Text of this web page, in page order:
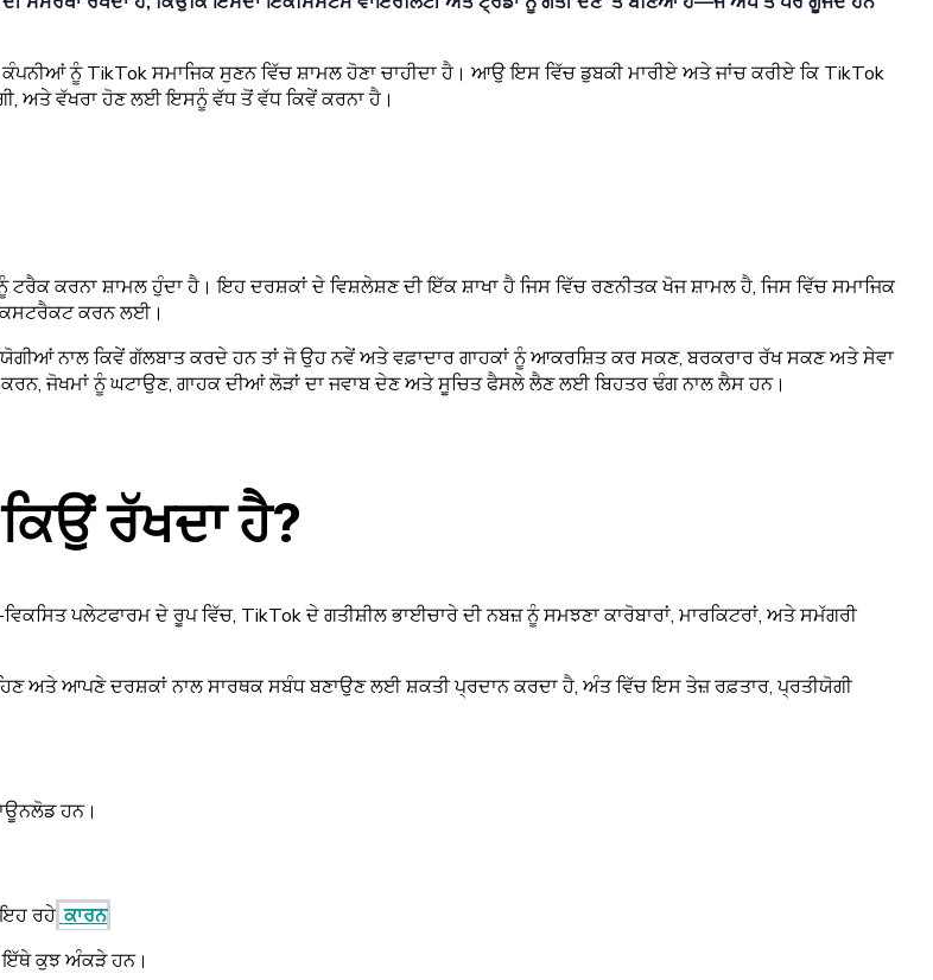
ਨੂੰ TikTok ਸਮਾਜਿਕ ਸੁਣਨ ਵਿੱਚ ਸ਼ਾਮਲ ਹੋਣਾ ਚਾਹੀਦਾ ਹੈ। ਆਉ ਇਸ ਵਿੱਚ ਡੁਬਕੀ ਮਾਰੀਏ ਅਤੇ ਜਾਂਚ ਕਰੀਏ ਕਿ TikTok
ਅਤੇ ਵੱਖਰਾ ਹੋਣ ਲਈ ਇਸਨੂੰ ਵੱਧ ਤੋਂ ਵੱਧ ਕਿਵੇਂ ਕਰਨਾ ਹੈ।
ਕਰਨਾ ਸ਼ਾਮਲ ਹੁੰਦਾ ਹੈ। ਇਹ ਦਰਸ਼ਕਾਂ ਦੇ ਵਿਸ਼ਲੇਸ਼ਣ ਦੀ ਇੱਕ ਸ਼ਾਖਾ ਹੈ ਜਿਸ ਵਿੱਚ ਰਣਨੀਤਕ ਖੋਜ ਸ਼ਾਮਲ ਹੈ, ਜਿਸ ਵਿੱਚ ਸਮਾਜਿਕ
ਕਰਨ ਲਈ।
ਨਾਲ ਕਿਵੇਂ ਗੱਲਬਾਤ ਕਰਦੇ ਹਨ ਤਾਂ ਜੋ ਉਹ ਨਵੇਂ ਅਤੇ ਵਫ਼ਾਦਾਰ ਗਾਹਕਾਂ ਨੂੰ ਆਕਰਸ਼ਿਤ ਕਰ ਸਕਣ, ਬਰਕਰਾਰ ਰੱਖ ਸਕਣ ਅਤੇ ਸੇਵਾ
ਜੋਖਮਾਂ ਨੂੰ ਘਟਾਉਣ, ਗਾਹਕ ਦੀਆਂ ਲੋੜਾਂ ਦਾ ਜਵਾਬ ਦੇਣ ਅਤੇ ਸੂਚਿਤ ਫੈਸਲੇ ਲੈਣ ਲਈ ਬਿਹਤਰ ਢੰਗ ਨਾਲ ਲੈਸ ਹਨ।
ਰੱਖਦਾ ਹੈ?
ਪਲੇਟਫਾਰਮ ਦੇ ਰੂਪ ਵਿੱਚ, TikTok ਦੇ ਗਤੀਸ਼ੀਲ ਭਾਈਚਾਰੇ ਦੀ ਨਬਜ਼ ਨੂੰ ਸਮਝਣਾ ਕਾਰੋਬਾਰਾਂ, ਮਾਰਕਿਟਰਾਂ, ਅਤੇ ਸਮੱਗਰੀ
ਅਤੇ ਆਪਣੇ ਦਰਸ਼ਕਾਂ ਨਾਲ ਸਾਰਥਕ ਸਬੰਧ ਬਣਾਉਣ ਲਈ ਸ਼ਕਤੀ ਪ੍ਰਦਾਨ ਕਰਦਾ ਹੈ, ਅੰਤ ਵਿੱਚ ਇਸ ਤੇਜ਼ ਰਫ਼ਤਾਰ, ਪ੍ਰਤੀਯੋਗੀ
ਹਨ।
ਰਹੇ ਕਾਰਨ
ਇੱਥੇ ਕੁਝ ਅੰਕੜੇ ਹਨ।